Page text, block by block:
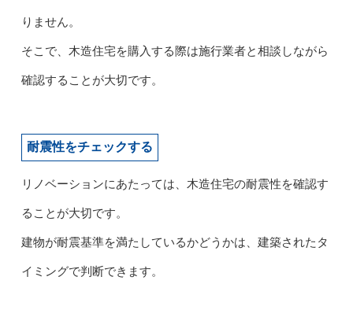
りません。
そこで、木造住宅を購入する際は施行業者と相談しながら
確認することが大切です。
耐震性をチェックする
リノベーションにあたっては、木造住宅の耐震性を確認す
ることが大切です。
建物が耐震基準を満たしているかどうかは、建築されたタ
イミングで判断できます。